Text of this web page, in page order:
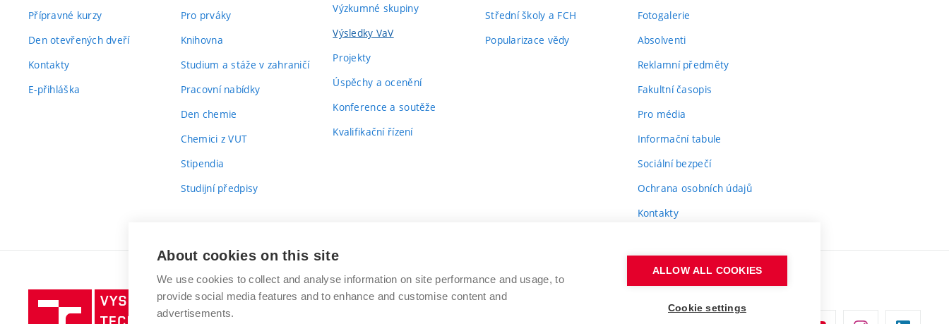
Přípravné kurzy
Den otevřených dveří
Kontakty
E-přihláška
Pro prváky
Knihovna
Studium a stáže v zahraničí
Pracovní nabídky
Den chemie
Chemici z VUT
Stipendia
Studijní předpisy
Výzkumné skupiny
Výsledky VaV
Projekty
Úspěchy a ocenění
Konference a soutěže
Kvalifikační řízení
Střední školy a FCH
Popularizace vědy
Fotogalerie
Absolventi
Reklamní předměty
Fakultní časopis
Pro média
Informační tabule
Sociální bezpečí
Ochrana osobních údajů
Kontakty
Vysoké
učení
VYSOKÉ UČENÍ TECHNICKÉ V BRNĚ
About cookies on this site
We use cookies to collect and analyse information on site performance and usage, to
provide social media features and to enhance and customise content and
advertisements.
ALLOW ALL COOKIES
Cookie settings